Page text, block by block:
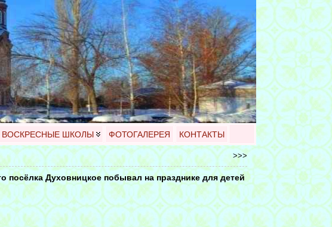
ВОСКРЕСНЫЕ ШКОЛЫ ФОТОГАЛЕРЕЯ КОНТАКТЫ
>>>
посёлка Духовницкое побывал на празднике для детей